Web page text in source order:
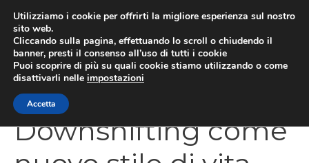
contenuto
Downshifting come
Utilizziamo i cookie per offrirti la migliore esperienza sul nostro
sito web.
Cliccando sulla pagina, effettuando lo scroll o chiudendo il
banner, presti il consenso all’uso di tutti i cookie
Puoi scoprire di più su quali cookie stiamo utilizzando o come
disattivarli nelle impostazioni
Accetta